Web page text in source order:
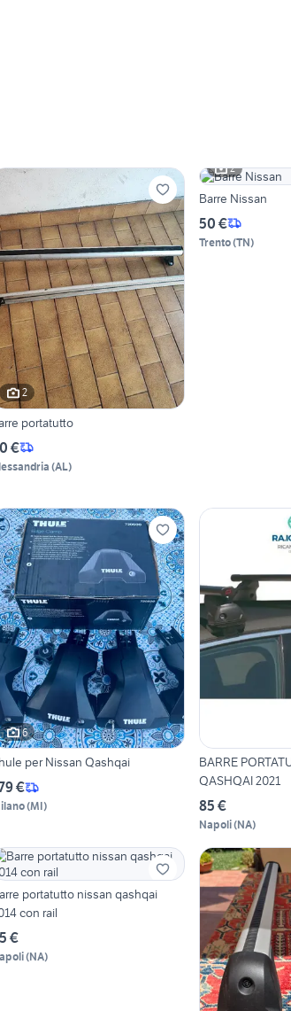
2
portatutto
€
(AL)
2
Barre Nissan
50 €
Trento(TN)
6
per Nissan Qashqai
€
(MI)
BARRE
QASHQAI 2021
85 €
Napoli(NA)
portatutto nissan qashqai
con rail
€
(NA)